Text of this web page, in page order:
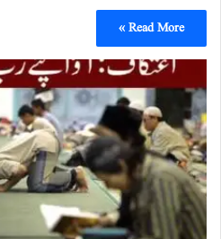
Read More »